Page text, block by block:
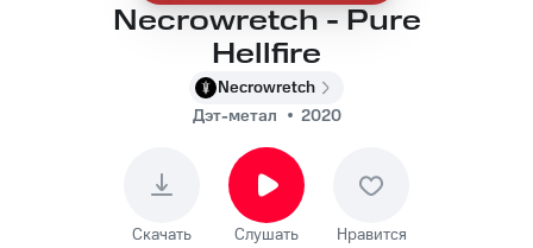
Necrowretch - Pure
Hellfire
Necrowretch
Дэт-метал
2020
Скачать Слушать Нравится